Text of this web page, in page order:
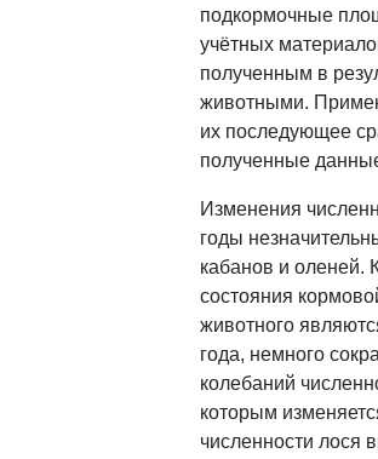
подкормочные
учётных
полученным в
животными.
их последующее
полученные
Изменения
годы
кабанов и оленей.
состояния
животного
года, немного
колебаний
которым
численности лося